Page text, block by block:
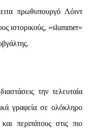
πρωθυπουργό Λόιντ
ιστορικούς, «slummer»
την τελευταία
γραφεία σε ολόκληρο
περιπάτους στις πιο